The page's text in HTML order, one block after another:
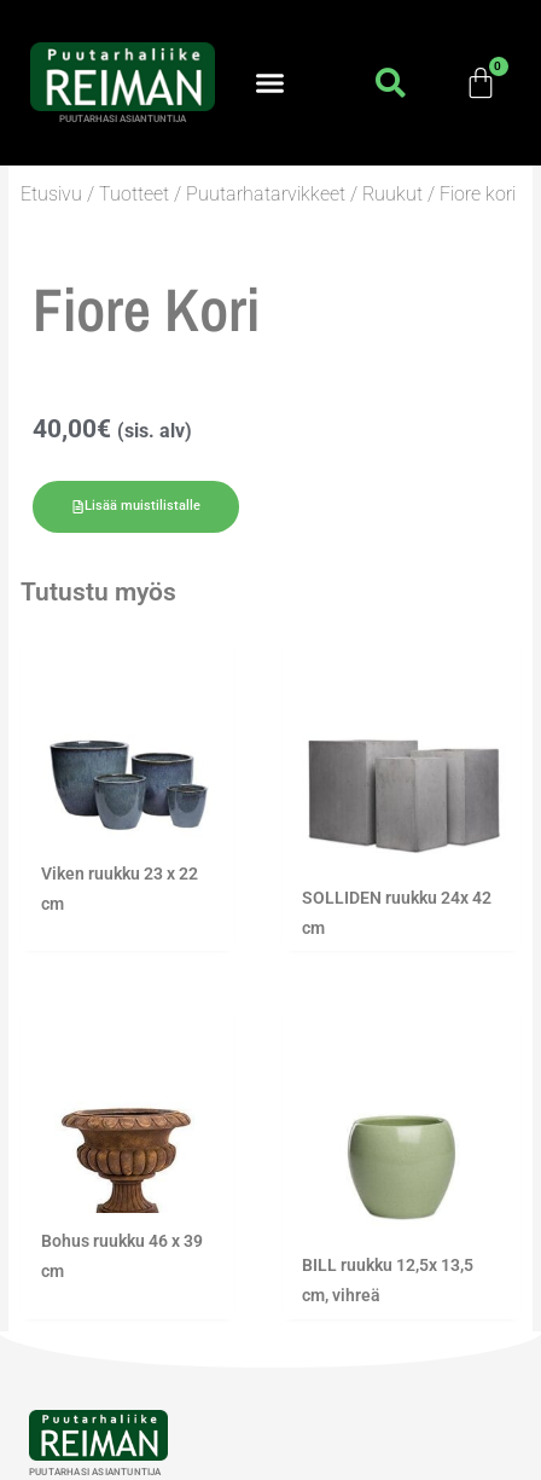
sisältöön
PUUTARHASI ASIANTUNTIJA
Etusivu /Tuotteet / Puutarhatarvikkeet / Ruukut / Fiore kori
Fiore Kori
40,00€ (sis. alv)
Lisää muistilistalle
Tutustu myös
Viken ruukku 23 x 22
cm
SOLLIDEN ruukku 24x 42
cm
Bohus ruukku 46 x 39
cm
BILL ruukku 12,5x 13,5
cm, vihreä
PUUTARHASI ASIANTUNTIJA